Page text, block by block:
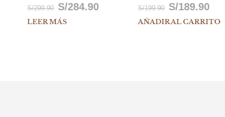
S/299.90 El
precio
S/284.90El
LEER MÁS
S/199.90 El
precio
S/189.90El
precio
AÑADIR AL CARRITO